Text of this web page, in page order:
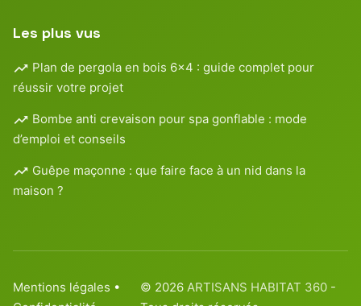
Les plus vus
Plan de pergola en bois 6×4 : guide complet pour
réussir votre projet
Bombe anti crevaison pour spa gonflable : mode
d’emploi et conseils
Guêpe maçonne : que faire face à un nid dans la
maison ?
Mentions légales •
© 2026 ARTISANS HABITAT 360 -